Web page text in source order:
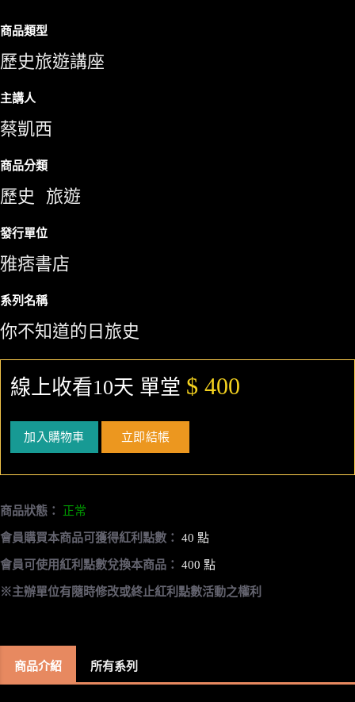
商品類型
歷史旅遊講座
主講人
蔡凱西
商品分類
歷史 旅遊
發行單位
雅痞書店
系列名稱
你不知道的日旅史
線上收看10天 單堂 $ 400
加入購物車 立即結帳
商品狀態： 正常
會員購買本商品可獲得紅利點數： 40 點
會員可使用紅利點數兌換本商品： 400 點
※主辦單位有隨時修改或終止紅利點數活動之權利
商品介紹 所有系列